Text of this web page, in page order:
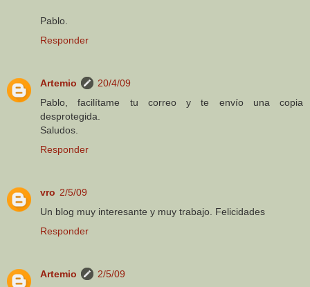
Pablo.
Responder
Artemio
20/4/09
Pablo, facilítame tu correo y te envío una copia
desprotegida.
Saludos.
Responder
vro 2/5/09
Un blog muy interesante y muy trabajo. Felicidades
Responder
Artemio
2/5/09